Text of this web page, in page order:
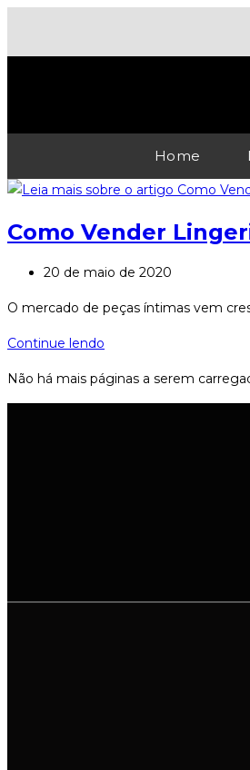
Home
Como Vender
20 de maio de 2020
O mercado de peças íntimas vem
Continue lendo
Não há mais páginas a serem